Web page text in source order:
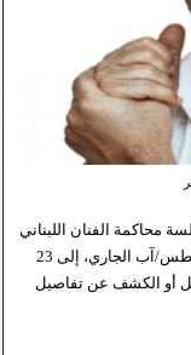
محاكمة الفنان اللبناني
فضل شاكر، التي كانت مقرر عقدها في 5 أغسطس/آب الجاري، إلى 23
أو الكشف عن تفاصيل